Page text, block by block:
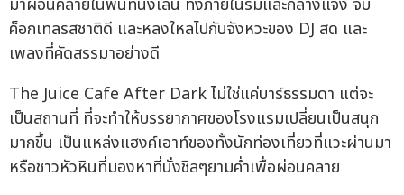
มาผ่อนคลายในพื้นที่นั่งเล่น ทั้งภายในร่มและกลางแจ้ง จิบ
ค็อกเทลรสชาติดี และหลงใหลไปกับจังหวะของ DJ สด และ
เพลงที่คัดสรรมาอย่างดี
The Juice Cafe After Dark ไม่ใช่แค่บาร์ธรรมดา แต่จะ
เป็นสถานที่ ที่จะทำให้บรรยากาศของโรงแรมเปลี่ยนเป็นสนุก
มากขึ้น เป็นแหล่งแฮงค์เอาท์ของทั้งนักท่องเที่ยวที่แวะผ่านมา
หรือชาวหัวหินที่มองหาที่นั่งชิลๆยามค่ำเพื่อผ่อนคลาย